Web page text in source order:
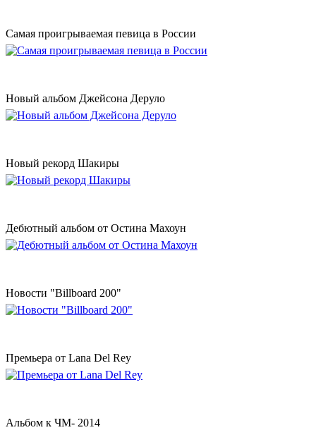
Самая проигрываемая певица в России
Новый альбом Джейсона Деруло
Новый рекорд Шакиры
Дебютный альбом от Остина Махоун
Новости "Billboard 200"
Премьера от Lana Del Rey
Альбом к ЧМ- 2014